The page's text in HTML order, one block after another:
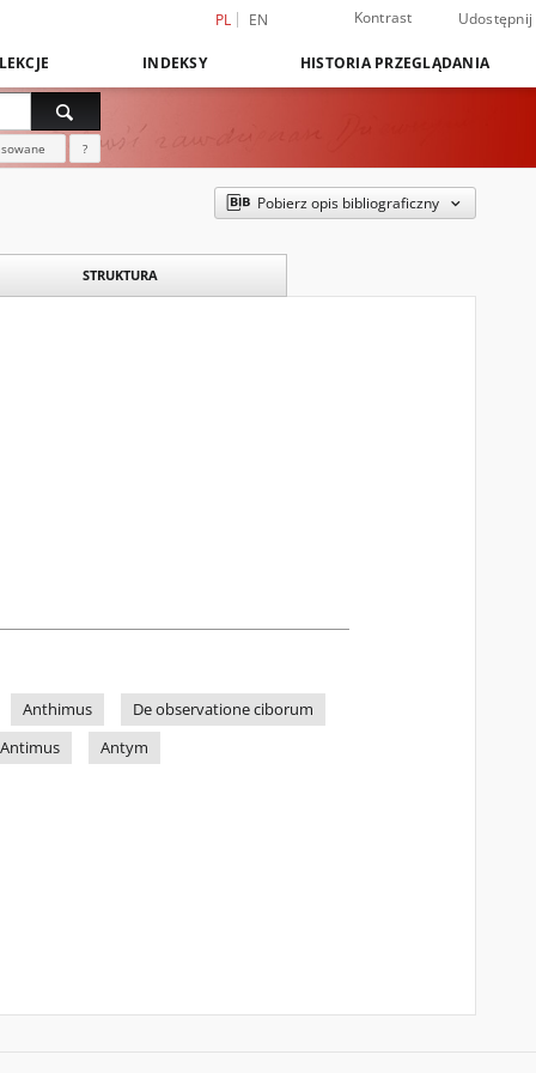
PL EN Kontrast Udostępnij
INDEKSY HISTORIA PRZEGLĄDANIA
?
Pobierz opis bibliograficzny
STRUKTURA
Anthimus
De observatione ciborum
Antimus Antym